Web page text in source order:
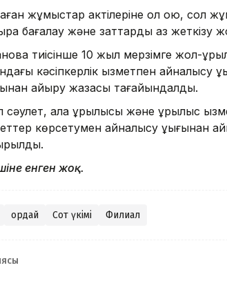
жұмыстар актілеріне қол қою, сол
бағалау және заттарды аз жеткізу
тиісінше 10 жыл мерзімге жол-
кәсіпкерлік қызметпен айналысу
айыру жазасы тағайындалды.
сәулет, қала құрылысы және құрылыс
көрсетумен айналысу құқығынан
енген жоқ.
Қордай Сот үкімі Филиал